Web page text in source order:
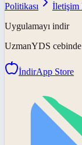
Politikası
İletişim
Uygulamayı indir
UzmanYDS
İndirApp Store